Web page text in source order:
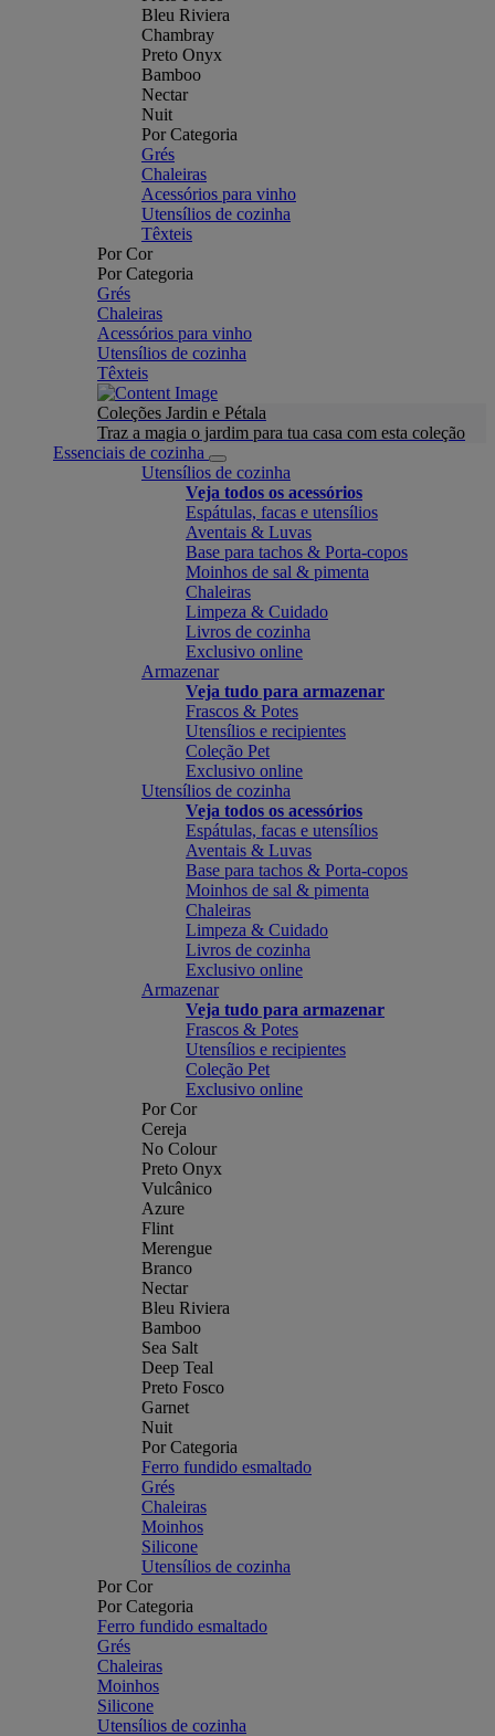
Bleu Riviera
Chambray
Preto Onyx
Bamboo
Nectar
Nuit
Por Categoria
Grés
Chaleiras
Acessórios para vinho
Utensílios de cozinha
Têxteis
Por Cor
Por Categoria
Grés
Chaleiras
Acessórios para vinho
Utensílios de cozinha
Têxteis
Coleções Jardin e Pétala
Traz a magia o jardim para tua casa com esta coleção
Essenciais de cozinha
Utensílios de cozinha
Veja todos os acessórios
Espátulas, facas e utensílios
Aventais & Luvas
Base para tachos & Porta-copos
Moinhos de sal & pimenta
Chaleiras
Limpeza & Cuidado
Livros de cozinha
Exclusivo online
Armazenar
Veja tudo para armazenar
Frascos & Potes
Utensílios e recipientes
Coleção Pet
Exclusivo online
Utensílios de cozinha
Veja todos os acessórios
Espátulas, facas e utensílios
Aventais & Luvas
Base para tachos & Porta-copos
Moinhos de sal & pimenta
Chaleiras
Limpeza & Cuidado
Livros de cozinha
Exclusivo online
Armazenar
Veja tudo para armazenar
Frascos & Potes
Utensílios e recipientes
Coleção Pet
Exclusivo online
Por Cor
Cereja
No Colour
Preto Onyx
Vulcânico
Azure
Flint
Merengue
Branco
Nectar
Bleu Riviera
Bamboo
Sea Salt
Deep Teal
Preto Fosco
Garnet
Nuit
Por Categoria
Ferro fundido esmaltado
Grés
Chaleiras
Moinhos
Silicone
Utensílios de cozinha
Por Cor
Por Categoria
Ferro fundido esmaltado
Grés
Chaleiras
Moinhos
Silicone
Utensílios de cozinha